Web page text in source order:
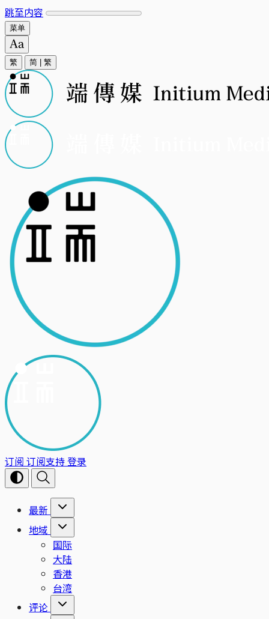
跳至内容
菜单
繁 简 繁
订阅 订阅支持登录
最新
地域
国际
大陆
香港
台湾
评论